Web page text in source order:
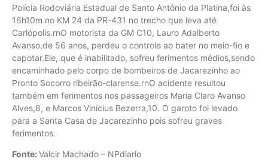
Polícia Rodoviária Estadual de Santo Antônio da Platina,foi às
16h10m no KM 24 da PR-431 no trecho que leva até
Carlópolis.rnO motorista da GM C10, Lauro Adalberto
Avanso,de 56 anos, perdeu o controle ao bater no meio-fio e
capotar.Ele, que é inabilitado, sofreu ferimentos médios,sendo
encaminhado pelo corpo de bombeiros de Jacarezinho ao
Pronto Socorro ribeirão-clarense.rnO acidente resultou
também em ferimentos nos passageiros Maria Claro Avanso
Alves,8, e Marcos Vinícius Bezerra,10. O garoto foi levado
para a Santa Casa de Jacarezinho pois sofreu graves
ferimentos.
Fonte: Valcir Machado – NPdiario